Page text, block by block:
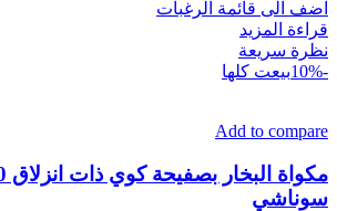
اضف الى قائمة الرغبات
قراءة المزيد
نظرة سريعة
-10%
بيعت كلها
Add to compare
سوناشي